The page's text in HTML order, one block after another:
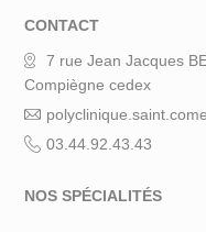
CONTACT
7 rue Jean Jacques
Compiègne cedex
03.44.92.43.43
NOS SPÉCIALITÉS